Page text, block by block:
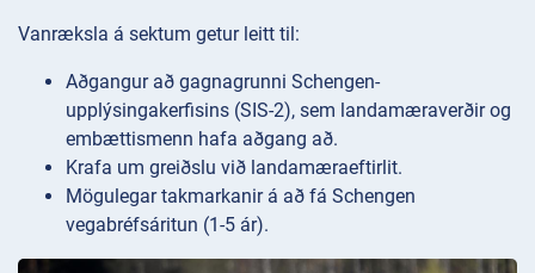
Vanræksla á sektum getur leitt til:
Aðgangur að gagnagrunni Schengen-
upplýsingakerfisins (SIS-2), sem landamæraverðir og
embættismenn hafa aðgang að.
Krafa um greiðslu við landamæraeftirlit.
Mögulegar takmarkanir á að fá Schengen
vegabréfsáritun (1-5 ár).